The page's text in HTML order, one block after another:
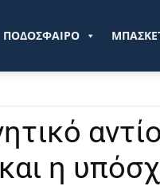
ΠΟΔΟΣΦΑΙΡΟ
η